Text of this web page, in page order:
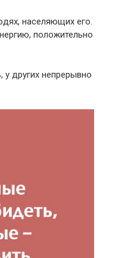
населяющих его.
положительно
у других непрерывно